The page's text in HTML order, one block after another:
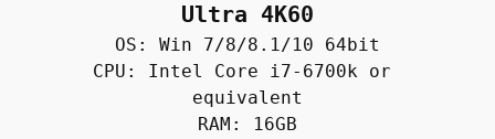
Ultra 4K60
OS: Win 7/8/8.1/10 64bit
CPU: Intel Core i7-6700k or
equivalent
RAM: 16GB